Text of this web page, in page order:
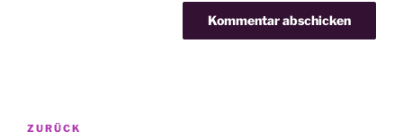
Beitragsnavigation
Vorheriger
ZURÜCK